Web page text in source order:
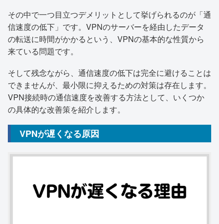
その中で一つ目立つデメリットとして挙げられるのが「通
信速度の低下」です。VPNのサーバーを経由したデータ
の転送に時間がかかるという、VPNの基本的な性質から
来ている問題です。
そして残念ながら、通信速度の低下は完全に避けることは
できませんが、最小限に抑えるための対策は存在します。
VPN接続時の通信速度を改善する方法として、いくつか
の具体的な改善策を紹介します。
VPNが遅くなる原因